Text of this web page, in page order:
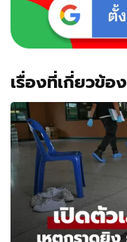
เรื่องที่เกี่ยวข้อง